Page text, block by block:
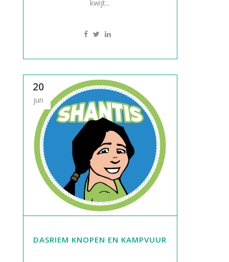
kwijt...
20
jun
DASRIEM KNOPEN EN KAMPVUUR